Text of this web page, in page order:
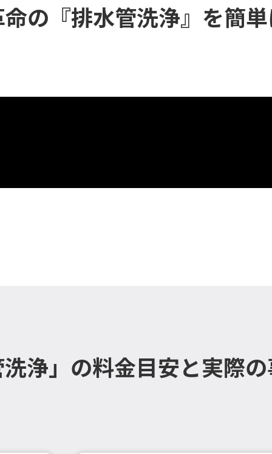
の『排水管洗浄』を簡
浄」の料金目安と実際